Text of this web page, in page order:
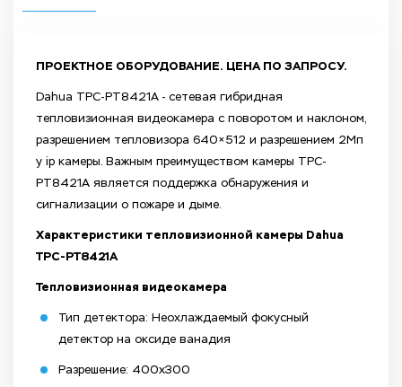
ПРОЕКТНОЕ ОБОРУДОВАНИЕ. ЦЕНА ПО ЗАПРОСУ.
Dahua TPC-PT8421A - сетевая гибридная
тепловизионная видеокамера с поворотом и наклоном,
разрешением тепловизора 640×512 и разрешением 2Мп
у ip камеры. Важным преимуществом камеры TPC-
PT8421A является поддержка обнаружения и
сигнализации о пожаре и дыме.
Характеристики тепловизионной камеры Dahua
TPC-PT8421A
Тепловизионная видеокамера
Тип детектора: Неохлаждаемый фокусный
детектор на оксиде ванадия
Разрешение: 400x300